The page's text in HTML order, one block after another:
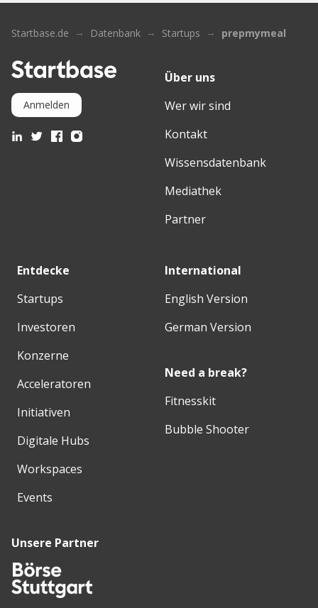
Startbase.de Datenbank Startups prepmymeal
Anmelden
Über uns
Wer wir sind
Kontakt
Wissensdatenbank
Mediathek
Partner
Entdecke
Startups
Investoren
Konzerne
Acceleratoren
Initiativen
Digitale Hubs
Workspaces
Events
International
English Version
German Version
Need a break?
Fitnesskit
Bubble Shooter
Unsere Partner